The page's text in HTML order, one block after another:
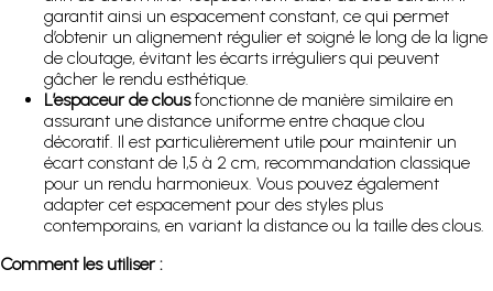
garantit ainsi un espacement constant, ce qui permet
d’obtenir un alignement régulier et soigné le long de la ligne
de cloutage, évitant les écarts irréguliers qui peuvent
gâcher le rendu esthétique.
L’espaceur de clousfonctionne de manière similaire en
assurant une distance uniforme entre chaque clou
décoratif. Il est particulièrement utile pour maintenir un
écart constant de 1,5 à 2 cm, recommandation classique
pour un rendu harmonieux. Vous pouvez également
adapter cet espacement pour des styles plus
contemporains, en variant la distance ou la taille des clous.
Comment les utiliser :